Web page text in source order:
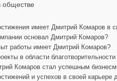
обществе
имеет Дмитрий Комаров в
основал Дмитрий Комаров?
работы имеет Дмитрий Комаров?
в области
Комаров стал успешным
и успехов в своей карьере